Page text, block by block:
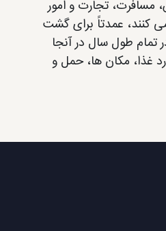
مسافرت، تجارت و امور
سال به استانبول سفر می کنند، عمدتاً برای گشت
تمام طول سال در آنجا
غذا، مکان ها، حمل و